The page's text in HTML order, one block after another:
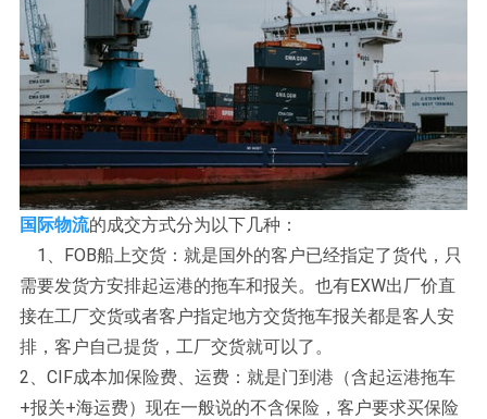
国际物流的成交方式分为以下几种：
1、FOB船上交货：就是国外的客户已经指定了货代，只
需要发货方安排起运港的拖车和报关。也有EXW出厂价直
接在工厂交货或者客户指定地方交货拖车报关都是客人安
排，客户自己提货，工厂交货就可以了。
2、CIF成本加保险费、运费：就是门到港（含起运港拖车
+报关+海运费）现在一般说的不含保险，客户要求买保险